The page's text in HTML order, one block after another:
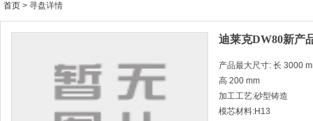
首页 > 寻盘详情
迪莱克DW80新产
产品最大尺寸: 长 3000
高 200 mm
加工工艺:砂型铸造
模芯材料:H13